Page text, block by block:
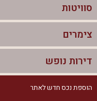
וילות בצפון
וילות להשכרה
וילות למסיבת רווקים
סוויטות
סוויטות בצפון
צימרים לזוגות עם בריכה פרטית
צימרים
צימרים בצפון
צימרים לזוגות
דירות נופש
דירות נופש בצפון
הוספת נכס חדש לאתר